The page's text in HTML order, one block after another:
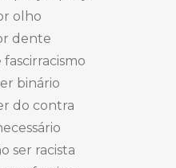
olho
dente
binário
do contra
ser racista